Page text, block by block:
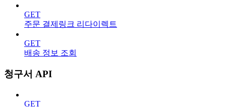
GET
주문 결제링크 리다이렉트
GET
배송 정보 조회
청구서 API
GET